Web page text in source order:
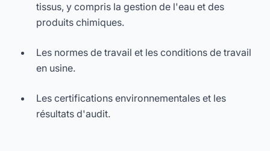
tissus, y compris la gestion de l'eau et des
produits chimiques.
Les normes de travail et les conditions de travail
en usine.
Les certifications environnementales et les
résultats d'audit.